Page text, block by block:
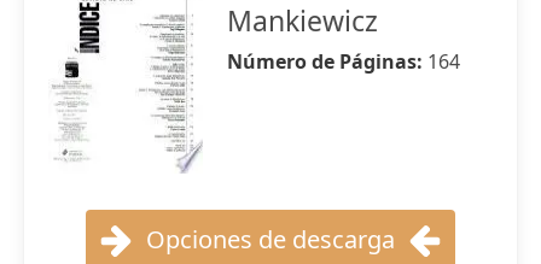
Mankiewicz
Número de Páginas: 164
Opciones de descarga